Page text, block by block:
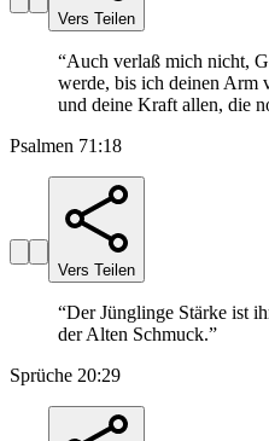
Vers Teilen
“Auch verlaß mich nicht,
werde, bis ich deinen Arm
und deine Kraft allen, die
Psalmen 71:18
Vers Teilen
“Der Jünglinge Stärke ist
der Alten Schmuck.”
Sprüche 20:29